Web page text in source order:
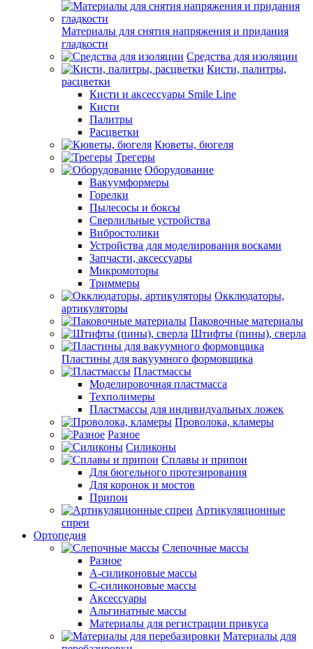
Материалы для снятия напряжения и придания
гладкости
Средства для изоляции
Кисти, палитры,
расцветки
Кисти и аксессуары Smile Line
Кисти
Палитры
Расцветки
Кюветы, бюгеля
Трегеры
Оборудование
Вакуумформеры
Горелки
Пылесосы и боксы
Сверлильные устройства
Вибростолики
Устройства для моделирования восками
Запчасти, аксессуары
Микромоторы
Триммеры
Окклюдаторы,
артикуляторы
Паковочные материалы
Штифты (пины), сверла
Пластины для вакуумного формовщика
Пластмассы
Моделировочная пластмасса
Техполимеры
Пластмассы для индивидуальных ложек
Проволока, кламеры
Разное
Силиконы
Сплавы и припои
Для бюгельного протезирования
Для коронок и мостов
Припои
Артикуляционные
спреи
Ортопедия
Слепочные массы
Разное
А-силиконовые массы
С-силиконовые массы
Аксессуары
Альгинатные массы
Материалы для регистрации прикуса
Материалы для